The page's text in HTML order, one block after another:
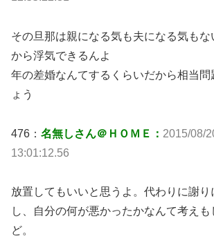
その旦那は親になる気も夫になる気も
から浮気できるんよ
年の差婚なんてするくらいだから相当問
ょう
476： 名無しさん＠ＨＯＭＥ： 2015/08/
13:01:12.56
放置してもいいと思うよ。代わりに謝り
し、自分の何が悪かったかなんて考え
ど。